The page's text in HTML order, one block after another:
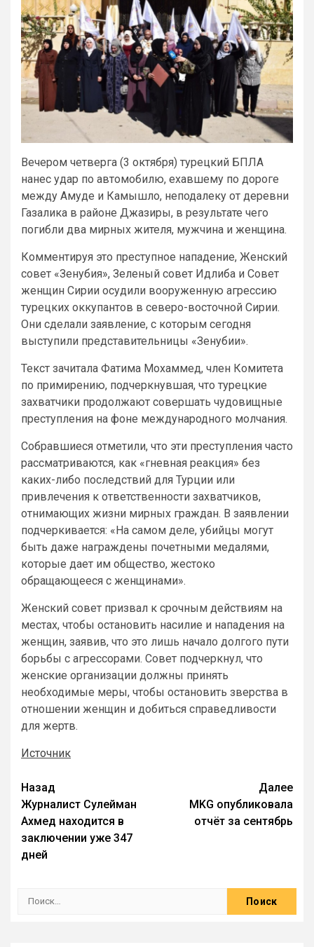
Вечером четверга (3 октября) турецкий БПЛА
нанес удар по автомобилю, ехавшему по дороге
между Амуде и Камышло, неподалеку от деревни
Газалика в районе Джазиры, в результате чего
погибли два мирных жителя, мужчина и женщина.
Комментируя это преступное нападение, Женский
совет «Зенубия», Зеленый совет Идлиба и Совет
женщин Сирии осудили вооруженную агрессию
турецких оккупантов в северо-восточной Сирии.
Они сделали заявление, с которым сегодня
выступили представительницы «Зенубии».
Текст зачитала Фатима Мохаммед, член Комитета
по примирению, подчеркнувшая, что турецкие
захватчики продолжают совершать чудовищные
преступления на фоне международного молчания.
Собравшиеся отметили, что эти преступления часто
рассматриваются, как «гневная реакция» без
каких-либо последствий для Турции или
привлечения к ответственности захватчиков,
отнимающих жизни мирных граждан. В заявлении
подчеркивается: «На самом деле, убийцы могут
быть даже награждены почетными медалями,
которые дает им общество, жестоко
обращающееся с женщинами».
Женский совет призвал к срочным действиям на
местах, чтобы остановить насилие и нападения на
женщин, заявив, что это лишь начало долгого пути
борьбы с агрессорами. Совет подчеркнул, что
женские организации должны принять
необходимые меры, чтобы остановить зверства в
отношении женщин и добиться справедливости
для жертв.
Источник
Назад
Журналист Сулейман
Ахмед находится в
заключении уже 347
дней
Далее
MKG опубликовала
отчёт за сентябрь